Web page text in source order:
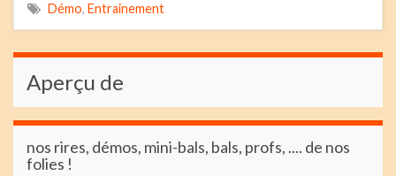
Démo, Entrainement
Aperçu de
nos rires, démos, mini-bals, bals, profs, .... de nos
folies !